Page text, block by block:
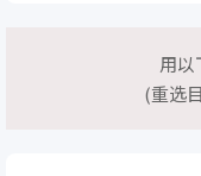
用以
(重选